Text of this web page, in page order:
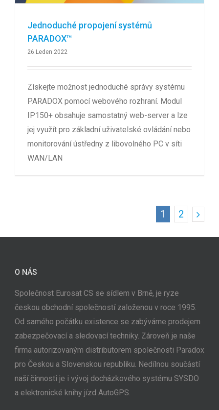
Jednoduché propojení systémů
PARADOX™
26.Leden 2022
Získejte možnost jednoduché správy systému
PARADOX pomocí webového rozhraní. Modul
IP150+ obsahuje samostatný web-server a lze
jej využít pro základní uživatelské ovládání nebo
monitorování ústředny z libovolného PC v síti
WAN/LAN
1 2
O NÁS
Společnost Eurosat CS se sídlem v Brně, je ryze
českou obchodní společností založenou v roce 1995.
Od samého počátku existence se zabýváme prodejem
zabezpečovací a sledovací techniky. Zároveň je naše
firma autorizovaným distributorem společnosti Paradox
pro Českou a Slovenskou republiku. Nedílnou součástí
naší činnosti je i vývoj docházkového systému SYSDO
a elektronické knihy jízd AutoGPS.